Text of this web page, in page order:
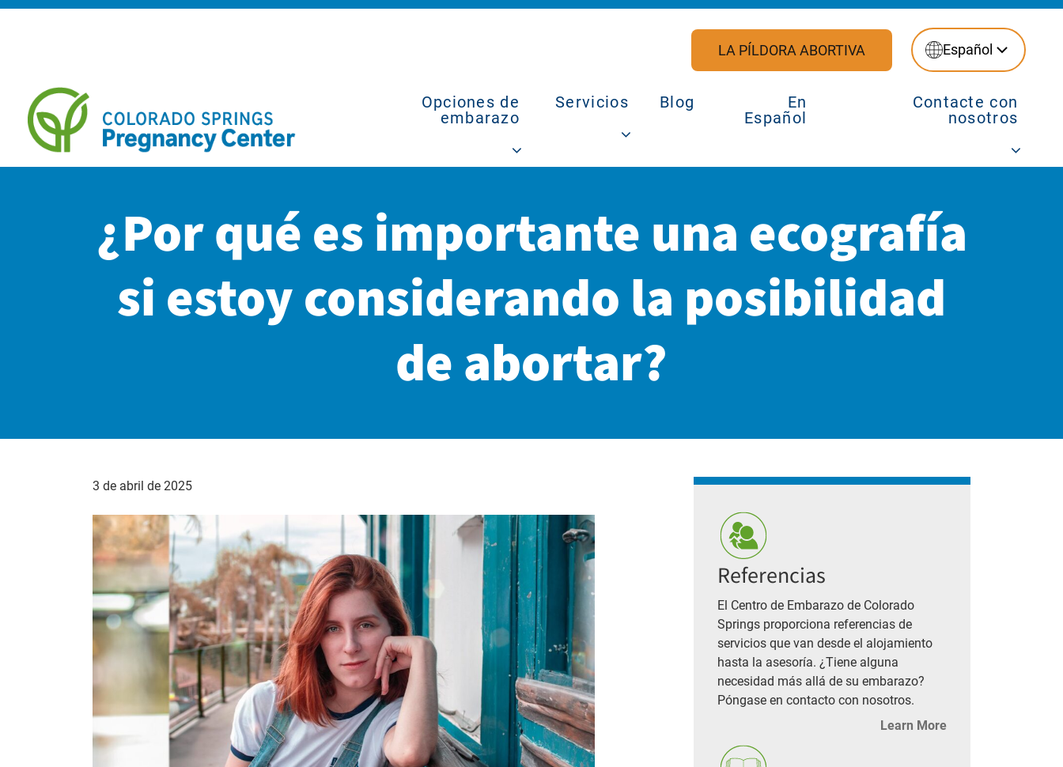
LA PÍLDORA ABORTIVA Español
Opciones de
embarazo
Servicios Blog
En
Español
Contacte con
nosotros
¿Por qué es importante una ecografía
si estoy considerando la posibilidad
de abortar?
3 de abril de 2025
Referencias
El Centro de Embarazo de Colorado
Springs proporciona referencias de
servicios que van desde el alojamiento
hasta la asesoría. ¿Tiene alguna
necesidad más allá de su embarazo?
Póngase en contacto con nosotros.
Learn More